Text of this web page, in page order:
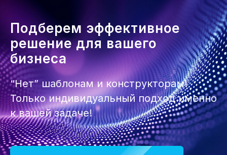
Подберем эффективное
решение для вашего
бизнеса
“Нет” шаблонам и конструкторам!
Только индивидуальный подход именно
к вашей задаче!